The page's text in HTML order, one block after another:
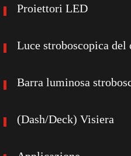
Proiettori LED
Luce stroboscopica
Barra luminosa
(Dash/Deck) Visiera